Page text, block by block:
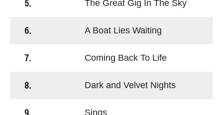
5. The Great Gig In The Sky
6. A Boat Lies Waiting
7. Coming Back To Life
8. Dark and Velvet Nights
9. Sings